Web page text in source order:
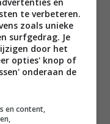
Snijd de
te verbeteren.
zoals unieke
surfgedrag. Je
door het
opties' knop of
onderaan de
en content,